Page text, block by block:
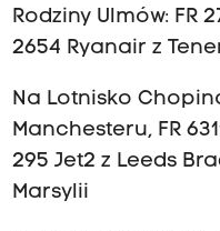
Rodziny Ulmów: FR
2654 Ryanair z
Na Lotnisko
Manchesteru, FR
295 Jet2 z Leeds
Marsylii